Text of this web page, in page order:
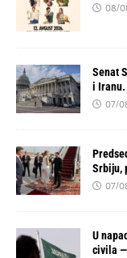
08/
Senat
i Iranu.
07/
Srbiju,
07/
U
civila